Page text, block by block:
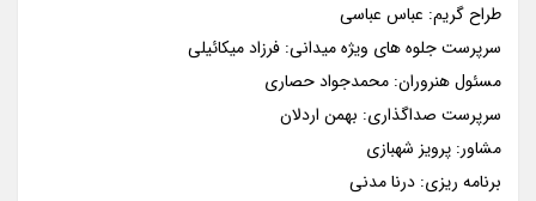
طراح گریم: عباس عباسی
سرپرست جلوه های ویژه میدانی: فرزاد میکائیلی
مسئول هنروران: محمدجواد حصاری
سرپرست صداگذاری: بهمن اردلان
مشاور: پرویز شهبازی
برنامه ریزی: درنا مدنی